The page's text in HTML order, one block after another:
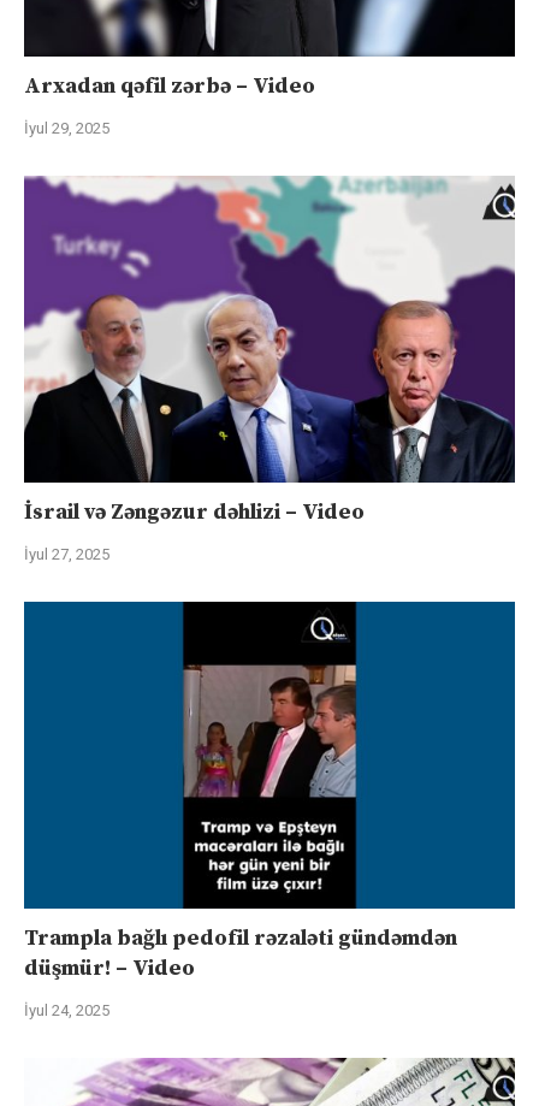
Arxadan qəfil zərbə – Video
İyul 29, 2025
İsrail və Zəngəzur dəhlizi – Video
İyul 27, 2025
Trampla bağlı pedofil rəzaləti gündəmdən
düşmür! – Video
İyul 24, 2025